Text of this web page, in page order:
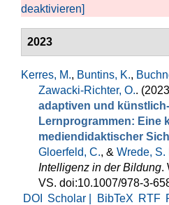
deaktivieren]
2023
Kerres, M., Buntins, K.,
Zawacki-Richter, O..
adaptiven und
Lernprogrammen: Eine
mediendidaktischer
Gloerfeld, C., & Wrede, S.
Intelligenz in der Bildung.
VS. doi:10.1007/978-3-
DOI
Scholar | BibTeX RTF